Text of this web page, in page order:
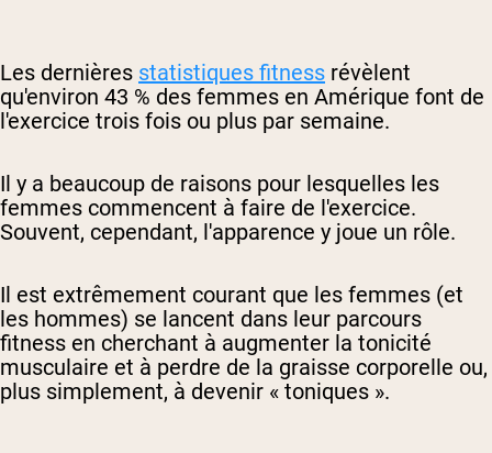
Les dernières statistiques fitness révèlent
qu'environ 43 % des femmes en Amérique font de
l'exercice trois fois ou plus par semaine.
Il y a beaucoup de raisons pour lesquelles les
femmes commencent à faire de l'exercice.
Souvent, cependant, l'apparence y joue un rôle.
Il est extrêmement courant que les femmes (et
les hommes) se lancent dans leur parcours
fitness en cherchant à augmenter la tonicité
musculaire et à perdre de la graisse corporelle ou,
plus simplement, à devenir « toniques ».